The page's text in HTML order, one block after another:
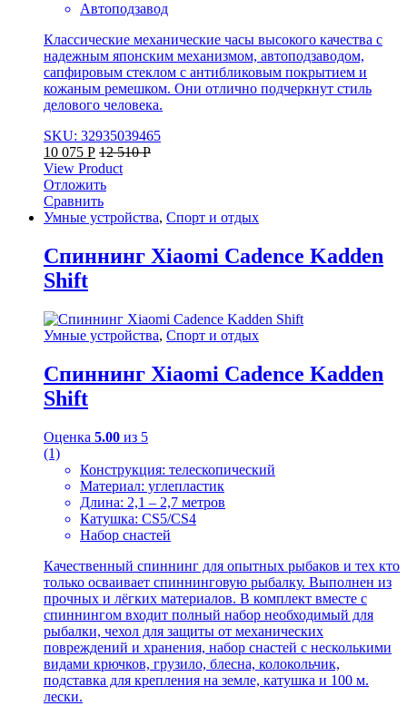
Автоподзавод
Классические механические часы высокого качества с
надежным японским механизмом, автоподзаводом,
сапфировым стеклом с антибликовым покрытием и
кожаным ремешком. Они отлично подчеркнут стиль
делового человека.
SKU: 32935039465
10 075 Р 12 510Р
View Product
Отложить
Сравнить
Умные устройства, Спорт и отдых
Спиннинг Xiaomi Cadence Kadden
Shift
Умные устройства, Спорт и отдых
Спиннинг Xiaomi Cadence Kadden
Shift
Оценка 5.00 из 5
(1)
Конструкция: телескопический
Материал: углепластик
Длина: 2,1 – 2,7 метров
Катушка: CS5/CS4
Набор снастей
Качественный спиннинг для опытных рыбаков и тех кто
только осваивает спиннинговую рыбалку. Выполнен из
прочных и лёгких материалов. В комплект вместе с
спиннингом входит полный набор необходимый для
рыбалки, чехол для защиты от механических
повреждений и хранения, набор снастей с несколькими
видами крючков, грузило, блесна, колокольчик,
подставка для крепления на земле, катушка и 100 м.
лески.